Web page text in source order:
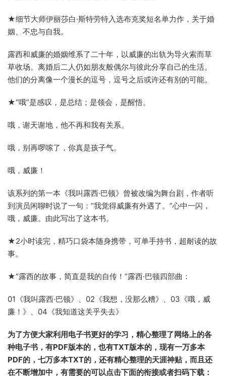
★细节大师伊丽莎白·斯特劳特入选布克奖短名单力作，关于婚
姻、不忠与自我。
露西和威廉的婚姻维系了二十年，以威廉的出轨为导火索而草
草收场。离婚后二人仍如朋友般偶尔与彼此分享自己的生活。
他们的分离像一个漫长的逗号，逗号之后或许还有别的可能。
★“哦”是感叹，是总结；是领会，是醒悟。
哦，谢天谢地，他不再和我有关系。
哦，别再啰嗦了，你真是孩子气。
哦，威廉！
该系列的第一本《我叫露西·巴顿》曾被改编为舞台剧，作者听
到演员闲聊时说了一句：“我觉得威廉有外遇了。”心中一闪，
哦，威廉。由此写出了这本书。
★2小时读完，精巧口袋本随身携带，可单手持书，超耐读的故
事。
★“露西的故事，简直是我的自传！”露西·巴顿四部曲：
01《我叫露西·巴顿》、02《我想，没那么糟》、03《哦，威
廉！》、04《我知道这关乎失去》
为了方便大家利用电子书更好的学习，精心整理了网络上的各
种电子书，有PDF版本的，也有TXT版本的，现有一万多本
PDF的，七万多本TXT的，还有精心整理的天涯神贴，而且还
在不断增加中，有需要的可以点击下面的衔接或者扫码下载：